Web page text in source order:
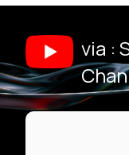
via :